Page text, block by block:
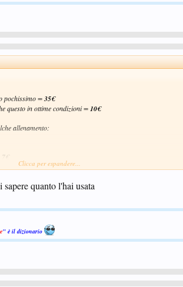
pochissimo =35€
questo in ottime condizioni =10€
allenamento:
7€
Clicca per espandere...
quanto l'hai usata
" è il dizionario